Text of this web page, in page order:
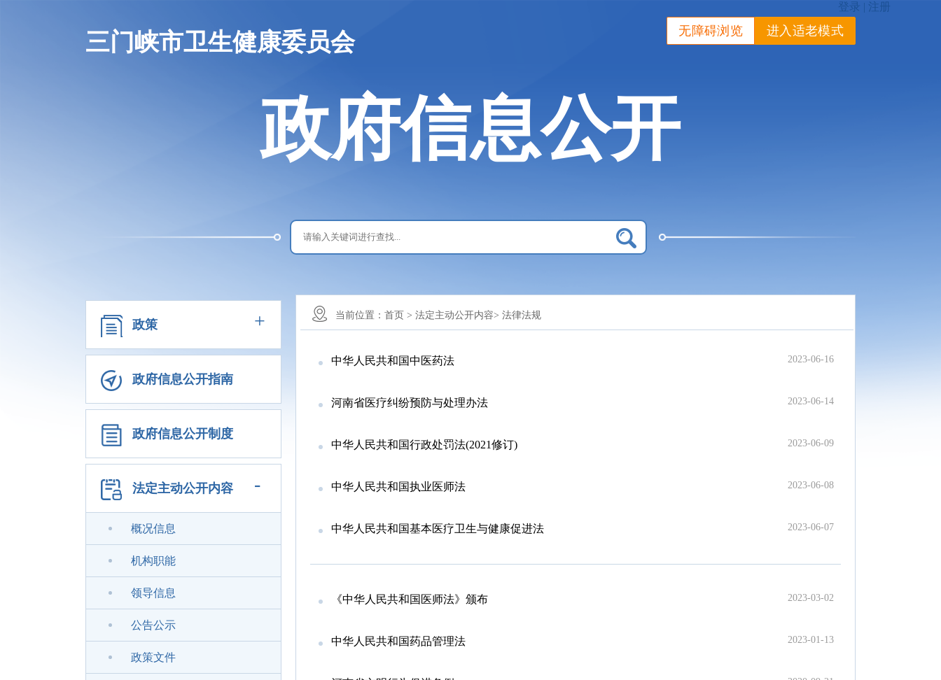
三门峡市卫生健康委员会 无障碍浏览 进入适老模式
政府信息公开
政策 +
政府信息公开指南
政府信息公开制度
法定主动公开内容 -
概况信息
机构职能
领导信息
公告公示
政策文件
当前位置： 首页 > 法定主动公开内容> 法律法规
中华人民共和国中医药法 2023-06-16
河南省医疗纠纷预防与处理办法 2023-06-14
中华人民共和国行政处罚法(2021修订) 2023-06-09
中华人民共和国执业医师法 2023-06-08
中华人民共和国基本医疗卫生与健康促进法 2023-06-07
《中华人民共和国医师法》颁布 2023-03-02
​‍中华人民共和国药品管理法 2023-01-13